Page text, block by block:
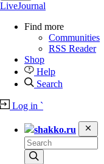
LiveJournal
Find more
Communities
RSS Reader
Shop
Help
Search
Log in `
shakko.ru